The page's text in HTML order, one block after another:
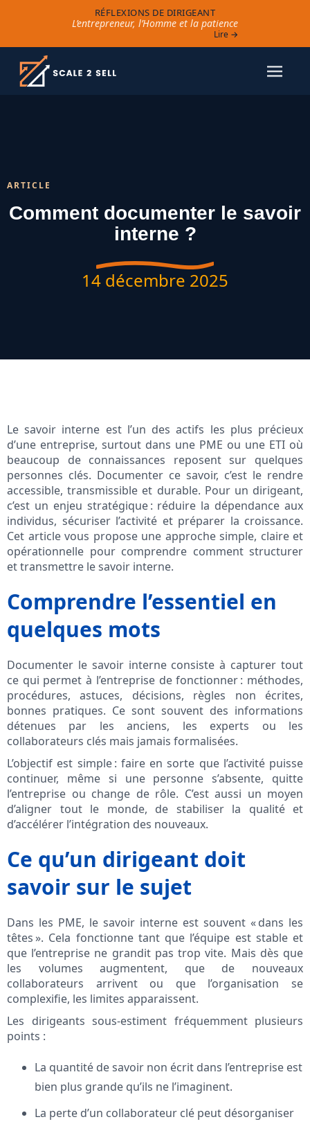
RÉFLEXIONS DE DIRIGEANT
L’entrepreneur, l’Homme et la patience
Lire →
ARTICLE
Comment documenter le savoir
interne ?
14 décembre 2025
Le savoir interne est l’un des actifs les plus précieux
d’une entreprise, surtout dans une PME ou une ETI où
beaucoup de connaissances reposent sur quelques
personnes clés. Documenter ce savoir, c’est le rendre
accessible, transmissible et durable. Pour un dirigeant,
c’est un enjeu stratégique : réduire la dépendance aux
individus, sécuriser l’activité et préparer la croissance.
Cet article vous propose une approche simple, claire et
opérationnelle pour comprendre comment structurer
et transmettre le savoir interne.
Comprendre l’essentiel en
quelques mots
Documenter le savoir interne consiste à capturer tout
ce qui permet à l’entreprise de fonctionner : méthodes,
procédures, astuces, décisions, règles non écrites,
bonnes pratiques. Ce sont souvent des informations
détenues par les anciens, les experts ou les
collaborateurs clés mais jamais formalisées.
L’objectif est simple : faire en sorte que l’activité puisse
continuer, même si une personne s’absente, quitte
l’entreprise ou change de rôle. C’est aussi un moyen
d’aligner tout le monde, de stabiliser la qualité et
d’accélérer l’intégration des nouveaux.
Ce qu’un dirigeant doit
savoir sur le sujet
Dans les PME, le savoir interne est souvent « dans les
têtes ». Cela fonctionne tant que l’équipe est stable et
que l’entreprise ne grandit pas trop vite. Mais dès que
les volumes augmentent, que de nouveaux
collaborateurs arrivent ou que l’organisation se
complexifie, les limites apparaissent.
Les dirigeants sous-estiment fréquemment plusieurs
points :
La quantité de savoir non écrit dans l’entreprise est
bien plus grande qu’ils ne l’imaginent.
La perte d’un collaborateur clé peut désorganiser